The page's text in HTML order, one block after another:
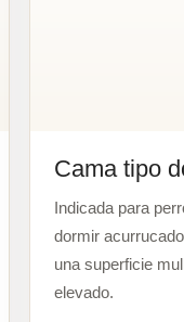
Cama tipo
Indicada para
dormir
una superficie
elevado.